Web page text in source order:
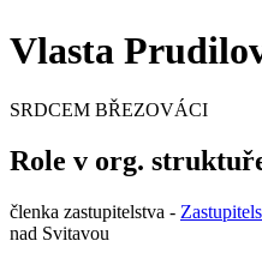
Vlasta
SRDCEM BŘEZOVÁCI
Role v org.
členka zastupitelstva -
nad Svitavou